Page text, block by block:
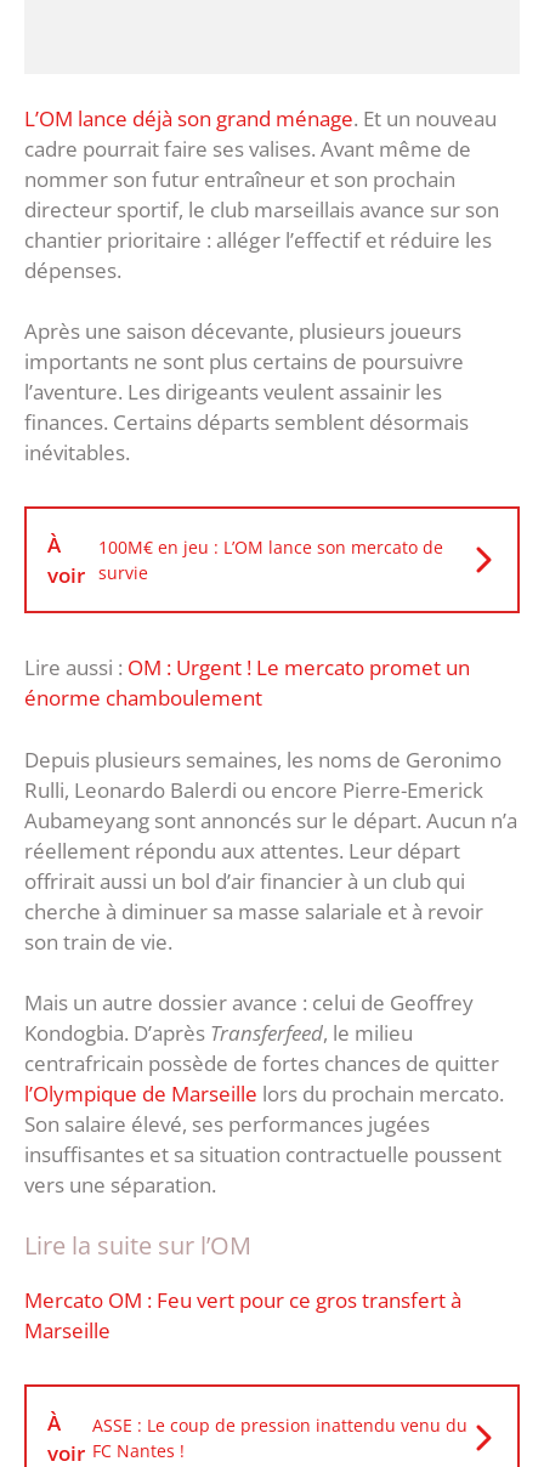
L’OM lance déjà son grand ménage. Et un nouveau
cadre pourrait faire ses valises. Avant même de
nommer son futur entraîneur et son prochain
directeur sportif, le club marseillais avance sur son
chantier prioritaire : alléger l’effectif et réduire les
dépenses.
Après une saison décevante, plusieurs joueurs
importants ne sont plus certains de poursuivre
l’aventure. Les dirigeants veulent assainir les
finances. Certains départs semblent désormais
inévitables.
À
voir
100M€ en jeu : L’OM lance son mercato de
survie
Lire aussi : OM : Urgent ! Le mercato promet un
énorme chamboulement
Depuis plusieurs semaines, les noms de Geronimo
Rulli, Leonardo Balerdi ou encore Pierre-Emerick
Aubameyang sont annoncés sur le départ. Aucun n’a
réellement répondu aux attentes. Leur départ
offrirait aussi un bol d’air financier à un club qui
cherche à diminuer sa masse salariale et à revoir
son train de vie.
Mais un autre dossier avance : celui de Geoffrey
Kondogbia. D’après Transferfeed, le milieu
centrafricain possède de fortes chances de quitter
l’Olympique de Marseille lors du prochain mercato.
Son salaire élevé, ses performances jugées
insuffisantes et sa situation contractuelle poussent
vers une séparation.
Lire la suite sur l’OM
Mercato OM : Feu vert pour ce gros transfert à
Marseille
À
voir
ASSE : Le coup de pression inattendu venu du
FC Nantes !